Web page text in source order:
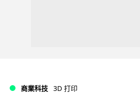
商業科技 3D 打印